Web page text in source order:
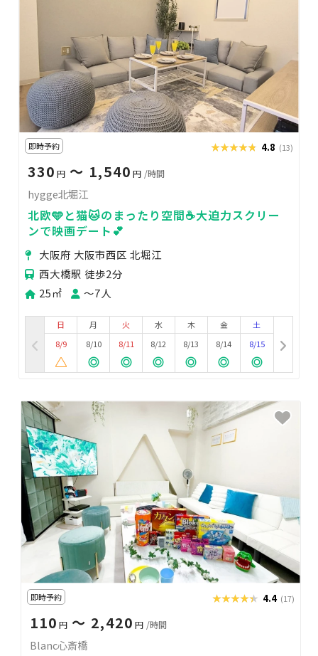
即時予約 ★★★★★
★★★★★ 4.8 (13)
330 円 〜 1,540 円 /時間
hygge北堀江
北欧🩵と猫🐱のまったり空間☕大迫力スクリー
ンで映画デート💕
大阪府 大阪市西区 北堀江
西大橋駅 徒歩2分
25㎡
〜7人
日
8/9
月
8/10
火
8/11
水
8/12
木
8/13
金
8/14
土
8/15
即時予約 ★★★★★
★★★★★ 4.4 (17)
110 円〜 2,420 円 /時間
Blanc心斎橋